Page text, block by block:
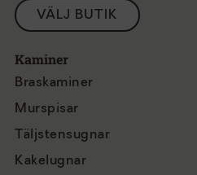
VÄLJ BUTIK
Kaminer
Braskaminer
Murspisar
Täljstensugnar
Kakelugnar